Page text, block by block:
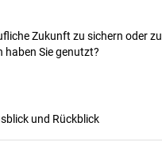
Zukunft zu sichern oder zu
haben Sie genutzt?
und Rückblick